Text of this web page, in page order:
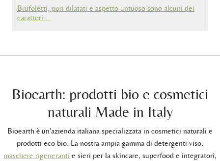
Brufoletti, pori dilatati e aspetto untuoso sono alcuni dei
caratteri …
Bioearth: prodotti bio e cosmetici
naturali Made in Italy
Bioearth è un'azienda italiana specializzata in cosmetici naturali e
prodotti eco bio. La nostra ampia gamma di detergenti viso,
maschere rigeneranti e sieri per la skincare, superfood e integratori,